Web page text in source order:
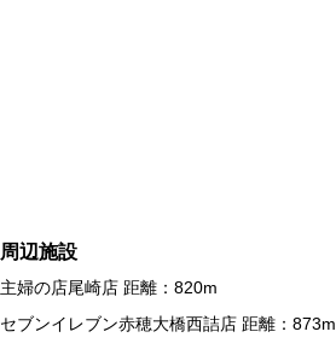
周辺施設
主婦の店尾崎店 距離：820m
セブンイレブン赤穂大橋西詰店 距離：873m